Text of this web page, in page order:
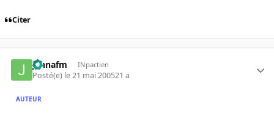
Citer
jahnafm INpactien
Posté(e) le 21 mai 200521 a
AUTEUR